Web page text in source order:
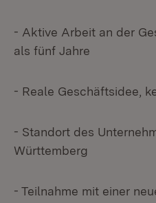
- Aktive Arbeit an der
als fünf Jahre
- Reale Geschäftsidee,
- Standort des
Württemberg
- Teilnahme mit einer